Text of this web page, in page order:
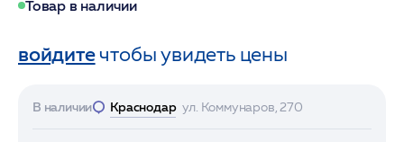
Товар в наличии
войдитечтобы увидеть цены
В наличии Краснодар ул. Коммунаров, 270